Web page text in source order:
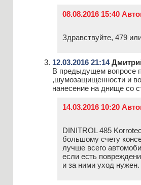
08.08.2016 15:40
Здравствуйте, 479
12.03.2016 21:14
В предыдущем вопросе
,шумозащищенности и
нанесение на днище со
14.03.2016 10:20
DINITROL 485
большому счету
лучше всего
если есть
и за ними уход нужен.